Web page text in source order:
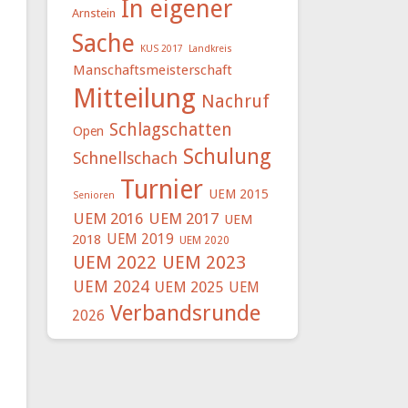
Arnstein In eigener
Sache
KUS 2017 Landkreis
Manschaftsmeisterschaft
Mitteilung Nachruf
Open Schlagschatten
Schnellschach Schulung
Senioren Turnier UEM 2015
UEM 2016 UEM 2017 UEM
2018 UEM 2019 UEM 2020
UEM 2022 UEM 2023
UEM 2024 UEM 2025 UEM
2026 Verbandsrunde